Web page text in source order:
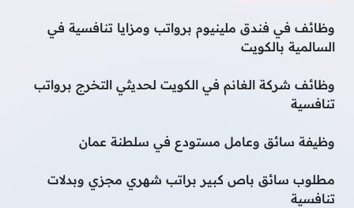
وظائف في فندق ملينيوم برواتب ومزايا تنافسية في
السالمية بالكويت
وظائف شركة الغانم في الكويت لحديثي التخرج برواتب
تنافسية
وظيفة سائق وعامل مستودع في سلطنة عمان
مطلوب سائق باص كبير براتب شهري مجزي وبدلات
تنافسية